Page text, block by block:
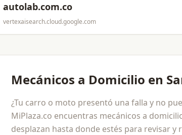
autolab.com.co
vertexaisearch.cloud.google.com
Mecánicos a Domicilio en
¿Tu carro o moto presentó una falla y no
MiPlaza.co encuentras mecánicos a
desplazan hasta donde estés para revisar y